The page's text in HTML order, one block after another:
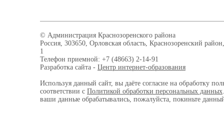
© Администрация Краснозоренского района
Россия, 303650, Орловская область, Краснозоренский
1
Телефон приемной: +7 (48663) 2-14-91
Разработка сайта - Центр интернет-образования
Используя данный сайт, вы даёте согласие на обработку
соответствии с Политикой обработки персональных данных
ваши данные обрабатывались, пожалуйста, покиньте